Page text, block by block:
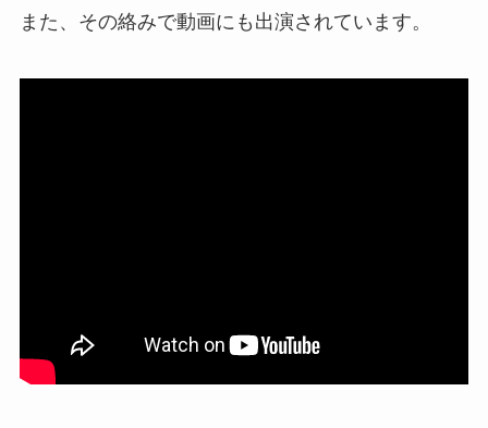
また、その絡みで動画にも出演されています。